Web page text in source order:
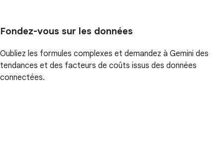
Fondez-vous sur les données
Oubliez les formules complexes et demandez à Gemini des
tendances et des facteurs de coûts issus des données
connectées.